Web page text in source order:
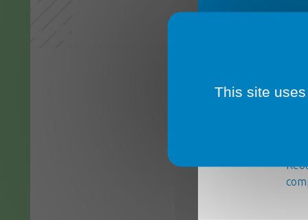
This site